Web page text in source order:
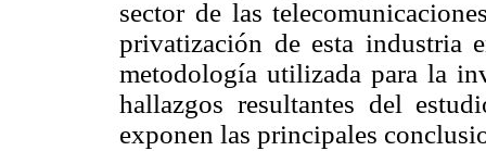
sector de las
privatización de esta industria
metodología utilizada para la
hallazgos resultantes del
exponen las principales